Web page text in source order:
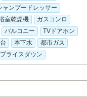
ャンプードレッサー
室乾燥機
ガスコンロ
バルコニー
TVドアホン
本下水
都市ガス
プライスダウン